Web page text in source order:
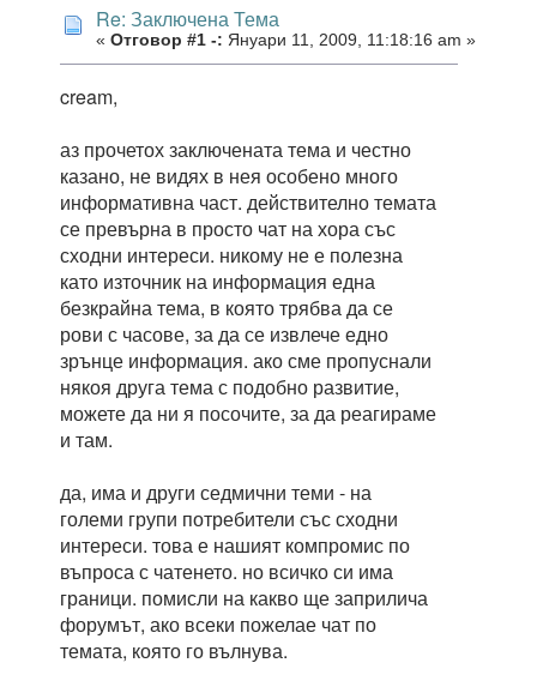
Re: Заключена Тема
« Отговор #1 -: Януари 11, 2009, 11:18:16 am »
cream,
аз прочетох заключената тема и честно
казано, не видях в нея особено много
информативна част. действително темата
се превърна в просто чат на хора със
сходни интереси. никому не е полезна
като източник на информация една
безкрайна тема, в която трябва да се
рови с часове, за да се извлече едно
зрънце информация. ако сме пропуснали
някоя друга тема с подобно развитие,
можете да ни я посочите, за да реагираме
и там.
да, има и други седмични теми - на
големи групи потребители със сходни
интереси. това е нашият компромис по
въпроса с чатенето. но всичко си има
граници. помисли на какво ще заприлича
форумът, ако всеки пожелае чат по
темата, която го вълнува.